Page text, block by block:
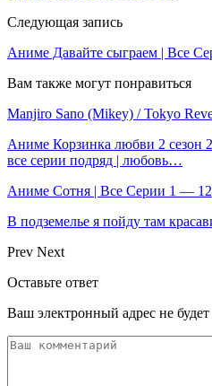
Следующая запись
Аниме Давайте сыграем | Все
Вам также могут понравиться
Manjiro Sano (Mikey) / Tokyo
Аниме Корзинка любви 2 сезон
все серии подряд | любовь…
Аниме Сотня | Все Серии 1 — 12
В подземелье я пойду там
Prev Next
Оставьте ответ
Ваш электронный адрес не